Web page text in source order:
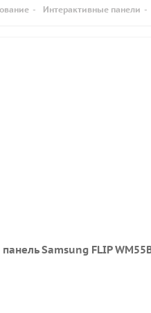
- Интерактивные панели -